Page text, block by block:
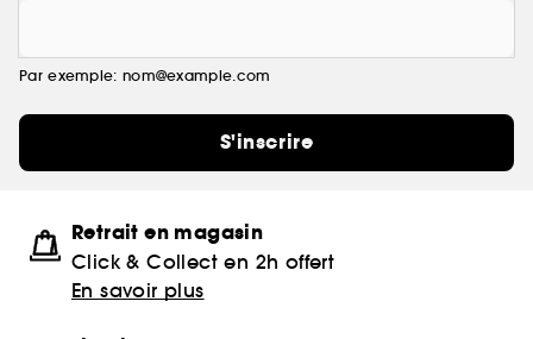
Par exemple: nom@example.com
S'inscrire
Retrait en magasin
Click & Collect en 2h offert
En savoir plus